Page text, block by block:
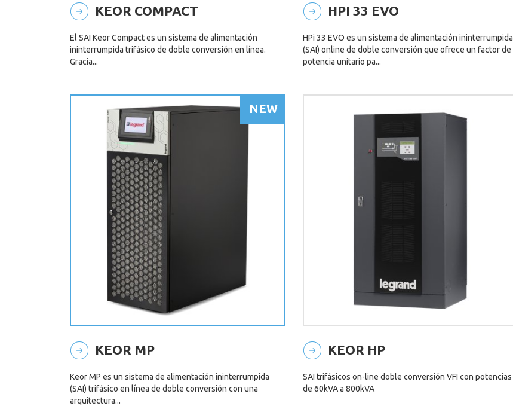
KEOR COMPACT
El SAI Keor Compact es un sistema de alimentación
ininterrumpida trifásico de doble conversión en línea.
Gracia...
HPI 33 EVO
HPi 33 EVO es un sistema de alimentación ininterrumpida
(SAI) online de doble conversión que ofrece un factor de
potencia unitario pa...
KEOR MP
Keor MP es un sistema de alimentación ininterrumpida
(SAI) trifásico en línea de doble conversión con una
arquitectura...
KEOR HP
SAI trifásicos on-line doble conversión VFI con potencias
de 60kVA a 800kVA